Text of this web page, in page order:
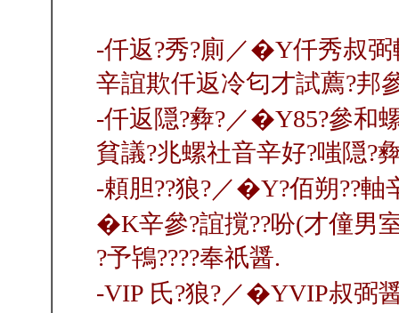
‐仟返?秀?廁／�Y仟秀叔
辛誼欺仟返冷匂才試薦?邦
‐仟返隠?彜?／�Y85?參和
貧議?兆螺社音辛好?嗤隠?
‐頼胆??狼?／�Y?佰朔??軸
�K辛參?誼撹??吩(才僮男
?予鴇????奉祇醤.
‐VIP 氏?狼?／�YVIP叔弼